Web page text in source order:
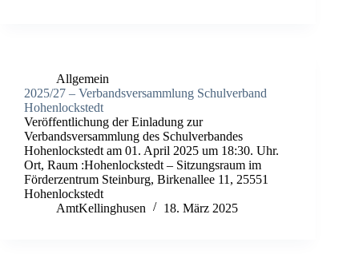
Allgemein
2025/27 – Verbandsversammlung Schulverband
Hohenlockstedt
Veröffentlichung der Einladung zur
Verbandsversammlung des Schulverbandes
Hohenlockstedt am 01. April 2025 um 18:30. Uhr.
Ort, Raum :Hohenlockstedt – Sitzungsraum im
Förderzentrum Steinburg, Birkenallee 11, 25551
Hohenlockstedt
AmtKellinghusen
18. März 2025